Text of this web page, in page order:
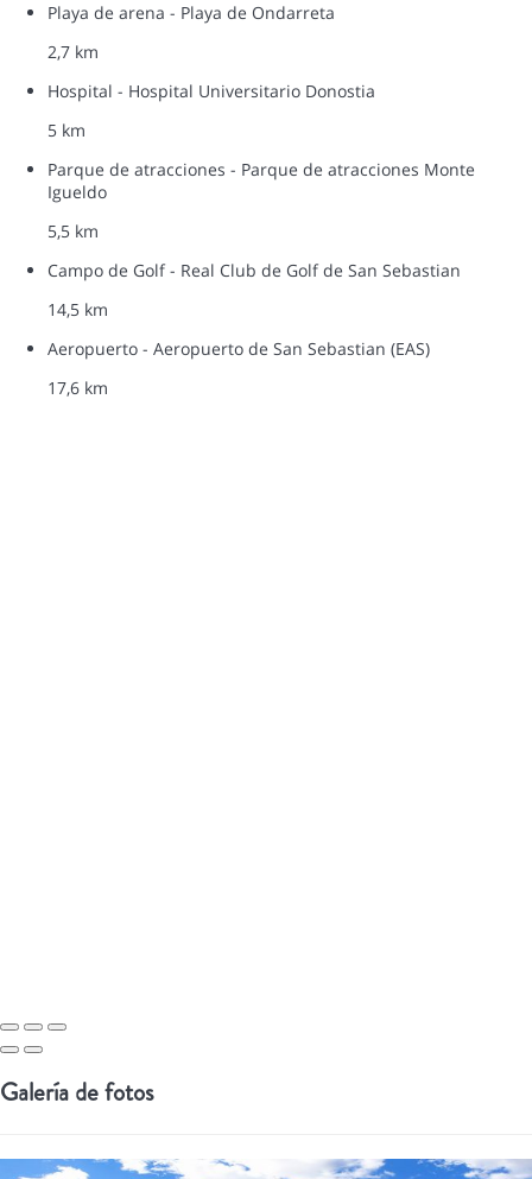
Playa de arena - Playa de Ondarreta
2,7 km
Hospital - Hospital Universitario Donostia
5 km
Parque de atracciones - Parque de atracciones Monte
Igueldo
5,5 km
Campo de Golf - Real Club de Golf de San Sebastian
14,5 km
Aeropuerto - Aeropuerto de San Sebastian (EAS)
17,6 km
Galería de fotos